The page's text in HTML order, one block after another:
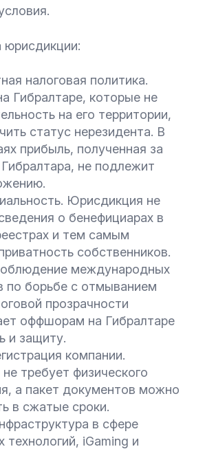
налоговая политика.
Гибралтаре, которые не
на его территории,
статус нерезидента. В
прибыль, полученная за
не подлежит
Юрисдикция не
о бенефициарах в
и тем самым
собственников.
международных
по борьбе с отмыванием
прозрачности
оффшорам на Гибралтаре
и защиту.
компании.
требует физического
а пакет документов можно
в сжатые сроки.
в сфере
технологий, iGaming и